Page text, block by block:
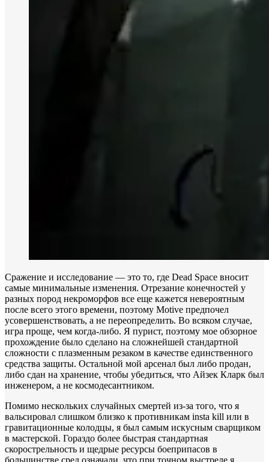
Сражение и исследование — это то, где Dead Space вносит
самые минимальные изменения. Отрезание конечностей у
разных пород некроморфов все еще кажется невероятным
после всего этого времени, поэтому Motive предпочел
усовершенствовать, а не переопределить. Во всяком случае,
игра проще, чем когда-либо. Я пурист, поэтому мое обзорное
прохождение было сделано на сложнейшей стандартной
сложности с плазменным резаком в качестве единственного
средства защиты. Остальной мой арсенал был либо продан,
либо сдан на хранение, чтобы убедиться, что Айзек Кларк был
инженером, а не космодесантником.
Помимо нескольких случайных смертей из-за того, что я
вальсировал слишком близко к противникам insta kill или в
гравитационные колодцы, я был самым искусным сварщиком
в мастерской. Гораздо более быстрая стандартная
скорострельность и щедрые ресурсы боеприпасов в
большинстве сред означали, что при точном выстреле я